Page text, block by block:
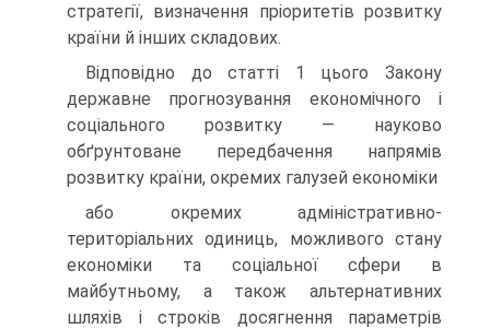
стратегії, ви­значення пріоритетів розвитку
країни й інших складових.
Відповідно до статті 1 цього Закону
державне прогнозування економічного і
соціального розвитку — науково
обґрунтоване пе­редбачення напрямів
розвитку країни, окремих галузей економіки
або окремих адміністративно-
територіальних одиниць, можливого стану
економіки та соціальної сфери в
майбутньому, а також аль­тернативних
шляхів і строків досягнення параметрів